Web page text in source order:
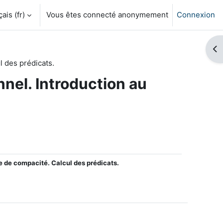
‎(fr)‎ Vous êtes connecté anonymement Connexion
des prédicats.
Introduction au
compacité. Calcul des prédicats.